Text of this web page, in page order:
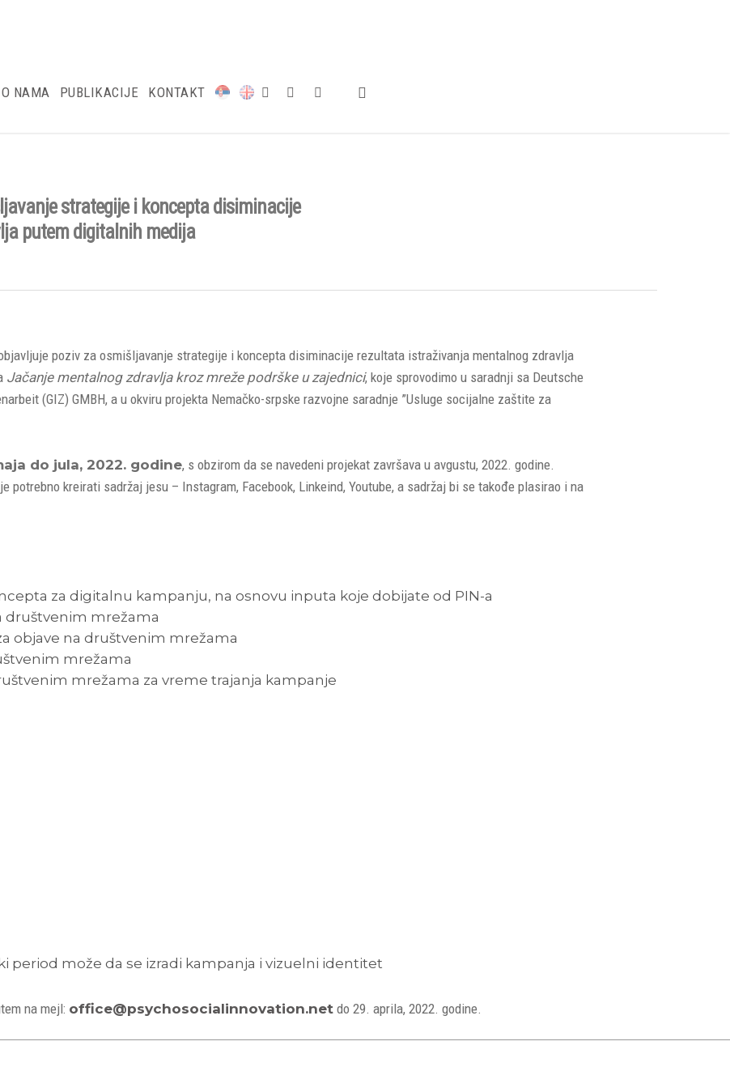
O NAMA PUBLIKACIJE KONTAKT
strategije i koncepta disiminacije
putem digitalnih medija
poziv za osmišljavanje strategije i koncepta disiminacije rezultata istraživanja mentalnog zdravlja
Jačanje mentalnog zdravlja kroz mreže podrške u zajednici, koje sprovodimo u saradnji sa Deutsche
(GIZ) GMBH, a u okviru projekta Nemačko-srpske razvojne saradnje ”Usluge socijalne zaštite za
do jula, 2022. godine, s obzirom da se navedeni projekat završava u avgustu, 2022. godine.
potrebno kreirati sadržaj jesu – Instagram, Facebook, Linkeind, Youtube, a sadržaj bi se takođe plasirao i na
za digitalnu kampanju, na osnovu inputa koje dobijate od PIN-a
društvenim mrežama
objave na društvenim mrežama
mrežama
mrežama za vreme trajanja kampanje
period može da se izradi kampanja i vizuelni identitet
na mejl: office@psychosocialinnovation.net do 29. aprila, 2022. godine.